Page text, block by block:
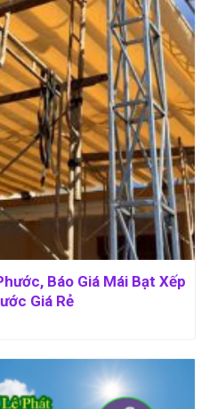
Báo Giá Mái Bạt Xếp
Giá Rẻ